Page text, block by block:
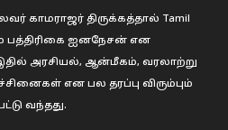
காமராஜர் திருக்கத்தால் Tamil
பத்திரிகை ஐனநேசன் என
அரசியல், ஆன்மீகம், வரலாற்று
என பல தரப்பு விரும்பும்
வந்தது.